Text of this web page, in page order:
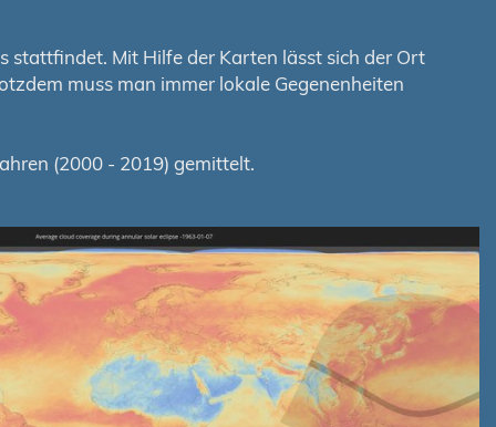
stattfindet. Mit Hilfe der Karten lässt sich der Ort
muss man immer lokale Gegenenheiten
(2000 - 2019) gemittelt.